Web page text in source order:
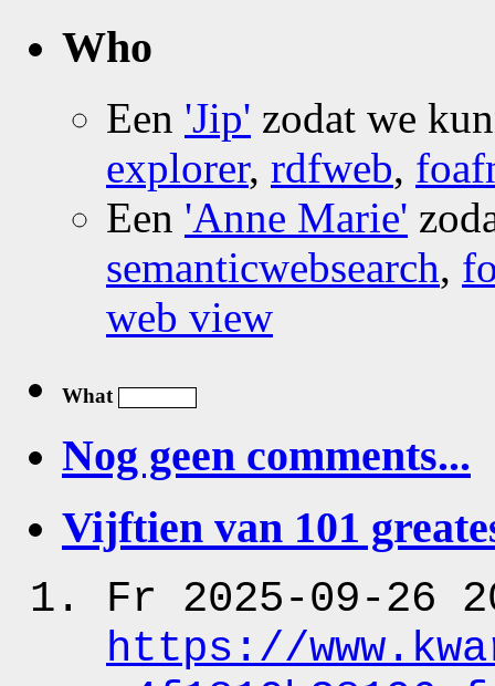
Who
Een 'Jip' zodat we
explorer, rdfweb,
Een 'Anne Marie'
semanticwebsearch,
web view
What
Nog geen comments...
Vijftien van 101
Fr 2025-09-26
https://